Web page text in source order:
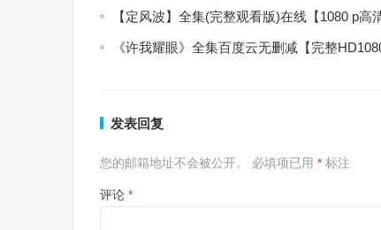
【定风波】全集(完整观看版)在线【1080 p高
《许我耀眼》全集百度云无删减【完整
发表回复
您的邮箱地址不会被公开。 必填项已用 * 标注
评论 *